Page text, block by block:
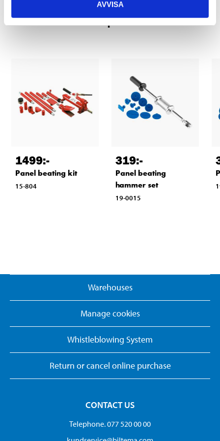
AVVISA
Related products
1499:-
Panel beating kit
15-804
319:-
Panel beating
hammer set
19-0015
Warehouses
Manage cookies
Whistleblowing System
Return or cancel online purchase
CONTACT US
Telephone. 077 520 00 00